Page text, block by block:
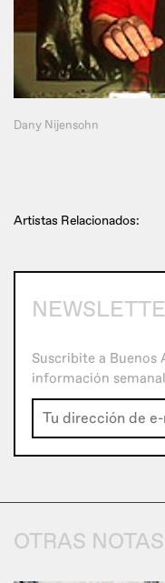
Dany Nijensohn
Artistas Relacionados:
Suscribite a Buenos
información
OTRAS NOTAS